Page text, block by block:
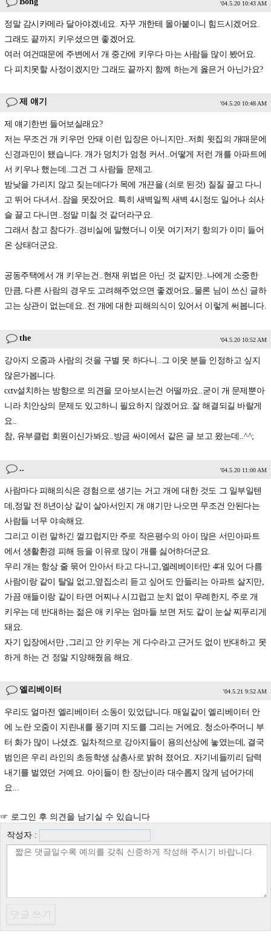
'04.5.20 10:43 AM
정말 감시카메라 달아야겠네요. 자꾸 개한테 몰아붙이니 힘드시겠어요.
그래도 끝까지 키우셨으면 좋겠어요.
여러 여건때문에 주변에서 개 중간에 키우다 마는 사람들 많이 봤어요.
다 피치못할 사정이겠지만 그래도 끝까지 함께 하는게 옳은거 아닌가요?
제 얘기 '04.5.20 10:48 AM
제 얘기한번 들어보실래요?
저는 무조건 개 키우먼 안돼 이런 입장은 아니지만..저희 윗집의 개때문에
신경과민이 됐습니다. 개가 덩치가 엄청 커서..어떻게 저런 개를 아파트에
서 키우나 했는데..그건 그 사람들 문제고.
밤낮을 가리지 않고 짖는데다가 목에 개끈을 (쇠로 된것) 질질 끌고 다니
고 뛰어 다녀서..잠을 못잤어요. 특히 새벽일찍 새벽 4시정도 일어나 쇠사
슬 끌고 다니면..정말 미칠 것 같더라구요.
그래서 참고 참다가..경비실에 말했더니 이웃 여기저기 항의가 이미 들어
온 상태더군요.
공동주택에서 개 키우는건..현재 위법은 아닌 것 같지만..나에게 소중한
만큼, 다른 사람의 경우도 고려해주었으면 좋겠어요..물론 님이 쓰신 글하
고는 상관이 없는데요..전 개에 대한 피해의식이 있어서 이렇게 써봅니다.
the '04.5.20 10:52 AM
강아지 오줌과 사람의 것을 구별 못 하다니..그 이웃 분들 인정하고 싶지
않은가봅니다.
cctv설치하는 방향으로 의견을 모아보시는건 어떨까요..굳이 개 문제뿐아
니라 치안상의 문제도 있고하니 필요하지 않겠어요..잘 해결되길 바랄게
요..
참, 유부클럽 회원이신가봐요..방금 싸이에서 같은 글 보고 왔는데..^^;
.. '04.5.20 11:00 AM
사람마다 피해의식은 경험으로 생기는 거고 개에 대한 것도 그 일부일텐
데,정말 전 8년이상 같이 살아서인지 개 얘기만 나오면 무조건 안된다는
사람들 너무 야속해요.
그리고 이런 말하긴 껄끄럽지만 주로 작은평수의 아이 많은 서민아파트
에서 생활환경 피해 등을 이유로 많이 개를 싫어하더군요.
우리 개는 항상 줄 묶어 안아서 타고 다니고,엘레베이터만 4대 있어 다름
사람이랑 같이 탈일 없고,옆집소리 듣고 싶어도 안들리는 아파트 살지만,
가끔 애들이랑 같이 타면 어찌나 시끄럽고 눈치 없이 무례한지, 주로 개
키우는 데 반대하는 젊은 애 키우는 엄마들 보면 저도 같이 눈살 찌푸리게
돼요.
자기 입장에서만 ,그리고 안 키우는 게 다수라고 근거도 없이 반대하고 못
하게 하는 건 정말 지양해줬음 해요.
엘리베이터 '04.5.21 9:52 AM
우리도 얼마전 엘리베이터 소동이 있었답니다. 매일같이 엘리베이터 안
에 노란 오줌이 지린내를 풍기며 지도를 그리는 거에요. 청소아주머니 부
터 화가 많이 나셨죠. 일차적으로 강아지들이 용의선상에 놓였는데, 결국
범인은 우리 라인의 초등학생 삼총사로 밝혀 졌어요. 자기네들끼리 담력
내기를 벌였던 거예요. 아이들이 한 장난이라 대수롭지 않게 넘어가데
요...
☞ 로그인 후 의견을 남기실 수 있습니다
작성자 :